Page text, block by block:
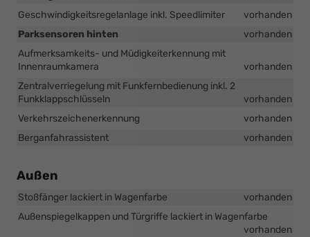
Geschwindigkeitsregelanlage inkl. Speedlimiter
vorhanden
Parksensoren hinten
vorhanden
Aufmerksamkeits- und Müdigkeiterkennung mit
Innenraumkamera
vorhanden
Zentralverriegelung mit Funkfernbedienung inkl. 2
Funkklappschlüsseln
vorhanden
Verkehrszeichenerkennung
vorhanden
Berganfahrassistent
vorhanden
Außen
Stoßfänger lackiert in Wagenfarbe
vorhanden
Außenspiegelkappen und Türgriffe lackiert in Wagenfarbe
vorhanden